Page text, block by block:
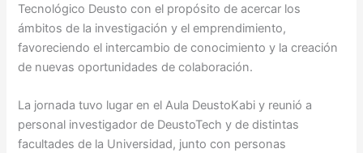
Tecnológico Deusto con el propósito de acercar los
ámbitos de la investigación y el emprendimiento,
favoreciendo el intercambio de conocimiento y la creación
de nuevas oportunidades de colaboración.
La jornada tuvo lugar en el Aula DeustoKabi y reunió a
personal investigador de DeustoTech y de distintas
facultades de la Universidad, junto con personas